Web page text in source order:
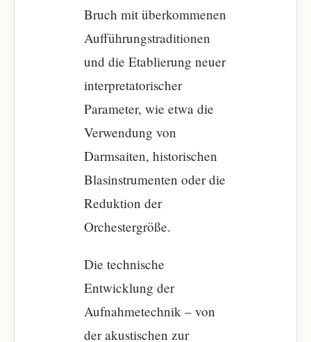
Bruch mit überkommenen
Aufführungstraditionen
und die Etablierung neuer
interpretatorischer
Parameter, wie etwa die
Verwendung von
Darmsaiten, historischen
Blasinstrumenten oder die
Reduktion der
Orchestergröße.
Die technische
Entwicklung der
Aufnahmetechnik – von
der akustischen zur